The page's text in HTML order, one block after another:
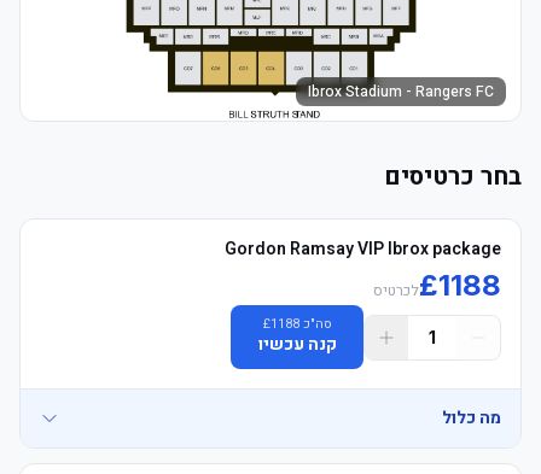
Ibrox Stadium - Rangers FC
בחר כרטיסים
Gordon Ramsay VIP Ibrox package
£1188 לכרטיס
1
סה"כ £1188
קנה עכשיו
מה כלול